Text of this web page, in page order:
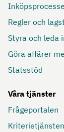
Regler och
Styra och leda
Göra affärer
Statsstöd
Våra tjänster
Frågeportalen
Kriterietjänsten